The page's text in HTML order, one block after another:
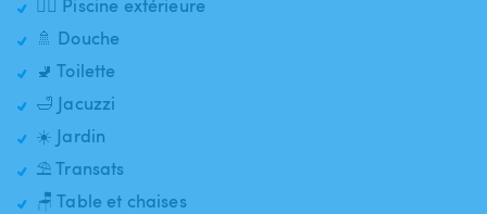
🏊‍♂️ Piscine extérieure
🚿 Douche
🚽 Toilette
🛁 Jacuzzi
☀️ Jardin
⛱️ Transats
🪑 Table et chaises